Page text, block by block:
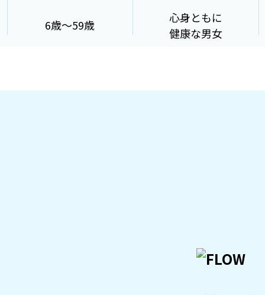
6歳〜59歳
心身ともに
健康な男女